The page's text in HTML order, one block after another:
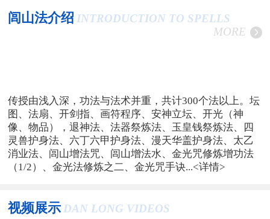
闾山法介绍 INTRODUCTION TO SPELLS
MORE
传授由浅入深，功法与法术并重，共计300个法以上。坛
图、法扇、开剑指、画符程序、安神立坛、开光（神
像、物品），退神法、法器祭炼法、玉皇钱祭炼法、四
灵兽护身法、六丁六甲护身法、漫天华盖护身法、太乙
消业法、闾山增法咒、闾山增法水、金光咒修炼增功法
（1/2）、金光法修炼之二、金光咒手诀...<详情>
视频展示 DAN LONG VIDEOS